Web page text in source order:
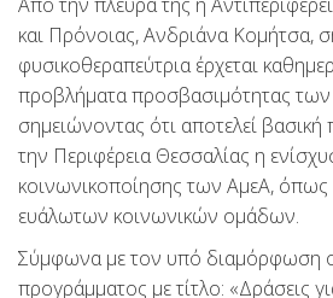
και Πρόνοιας, Ανδριάνα Κομήτσα,
φυσικοθεραπεύτρια έρχεται
προβλήματα προσβασιμότητας
σημειώνοντας ότι αποτελεί βασική
την Περιφέρεια Θεσσαλίας η
κοινωνικοποίησης των ΑμεΑ,
ευάλωτων κοινωνικών ομάδων.
Σύμφωνα με τον υπό διαμόρφωση
προγράμματος με τίτλο: «Δράσεις